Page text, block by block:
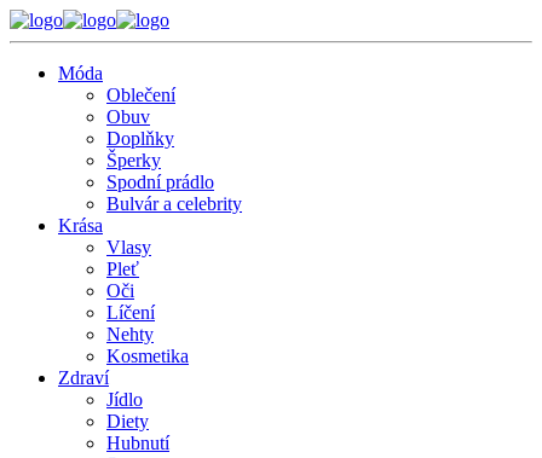
Móda
Oblečení
Obuv
Doplňky
Šperky
Spodní prádlo
Bulvár a celebrity
Krása
Vlasy
Pleť
Oči
Líčení
Nehty
Kosmetika
Zdraví
Jídlo
Diety
Hubnutí